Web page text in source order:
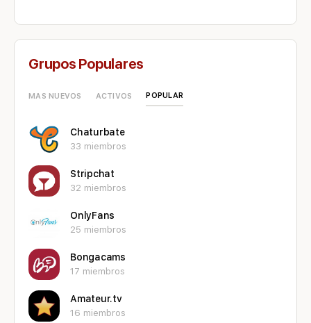
Grupos Populares
MAS NUEVOS ACTIVOS POPULAR
Chaturbate
33 miembros
Stripchat
32 miembros
OnlyFans
25 miembros
Bongacams
17 miembros
Amateur.tv
16 miembros